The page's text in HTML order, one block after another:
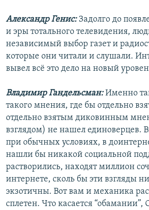
Александр Генис: Задолго до
и эры тотального телевидения,
независимый выбор газет и
которые они читали и слушали.
вывел всё это дело на новый
Владимир Гандельсман:Именно
такого мнения, где бы отдельно
отдельно взятым диковинным
взглядом) не нашел единоверцев.
при обычных условиях, в
нашли бы никакой социальной
растворились, находят миллион
интернете, сколь бы эти взгляды
экзотичны. Вот вам и механика
сплетен. Что касается “обамании”,